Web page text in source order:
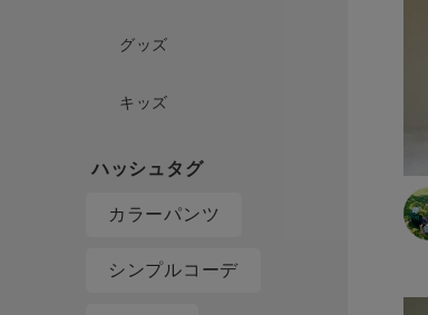
グッズ
キッズ
カラーパンツ
シンプルコーデ